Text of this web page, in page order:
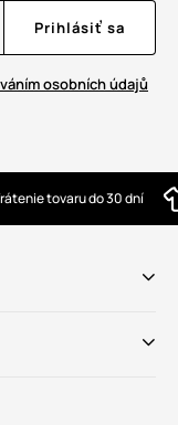
Prihlásiť sa
osobních údajů
tovaru do 30 dní